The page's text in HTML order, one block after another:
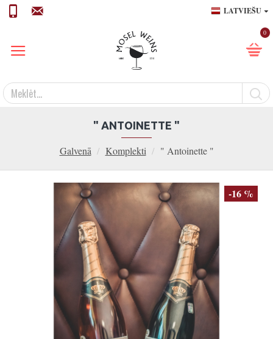
LATVIEŠU
0
Galvenā Komplekti " Antoinette "
" ANTOINETTE "
-16 %